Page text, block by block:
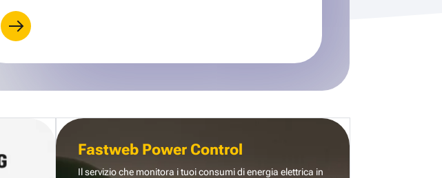
Fastweb Power Control
Il servizio che monitora i tuoi consumi di energia elettrica in